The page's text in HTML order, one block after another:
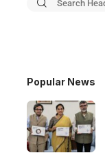
Popular News